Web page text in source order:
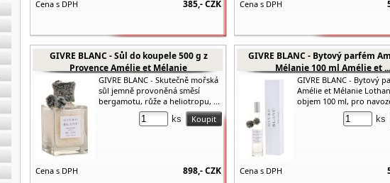
Cena s DPH 385,-CZK Cena s DPH
GIVRE BLANC - Sůl do koupele 500 g z
Provence Amélie et Mélanie
GIVRE BLANC - Skutečně mořská
sůl jemně provoněná směsí
bergamotu, růže a heliotropu, ...
ks
Cena s DPH 898,-CZK
GIVRE BLANC - Bytový parfém
Mélanie 100 ml Amélie et ...
GIVRE BLANC - Bytový
Amélie et Mélanie
objem 100 ml, pro
ks
Cena s DPH